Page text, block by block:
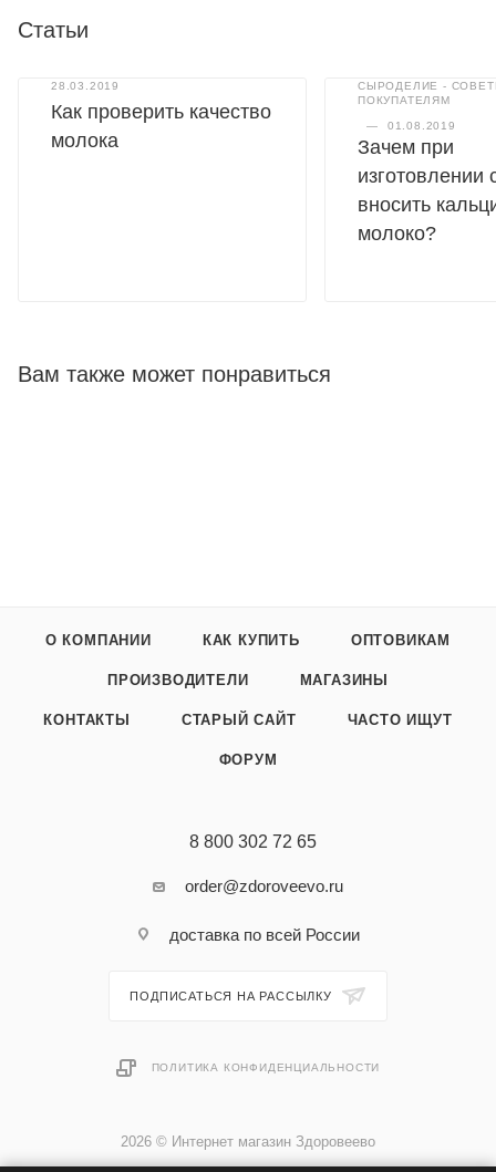
Статьи
28.03.2019
Как проверить качество
молока
СЫРОДЕЛИЕ -
ПОКУПАТЕЛЯМ
— 01.08.2019
Зачем при
изготовлении
вносить
молоко?
Вам также может понравиться
О КОМПАНИИ КАК КУПИТЬ ОПТОВИКАМ
ПРОИЗВОДИТЕЛИ МАГАЗИНЫ
КОНТАКТЫ СТАРЫЙ САЙТ ЧАСТО ИЩУТ
ФОРУМ
8 800 302 72 65
order@zdoroveevo.ru
доставка по всей России
ПОДПИСАТЬСЯ НА РАССЫЛКУ
ПОЛИТИКА КОНФИДЕНЦИАЛЬНОСТИ
2026 © Интернет магазин Здоровеево